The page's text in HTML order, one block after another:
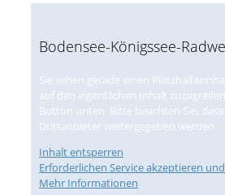
Bodensee-Königssee-
Sie sehen gerade einen
auf den eigentlichen Inhalt
Button unten. Bitte beachten Sie,
Drittanbieter weitergegeben werden.
Inhalt entsperren
Erforderlichen Service akzeptieren
Mehr Informationen